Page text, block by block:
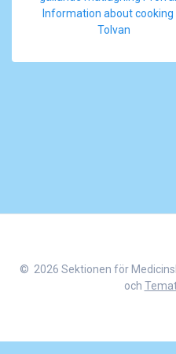
Information about cooking
Tolvan
© 2026 Sektionen för
och